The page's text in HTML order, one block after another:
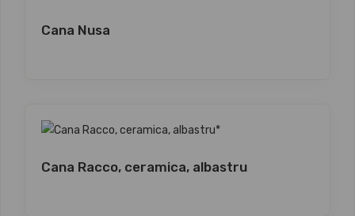
Cana Nusa
Cana Racco, ceramica, albastru